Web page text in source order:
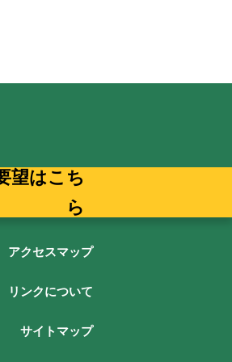
望はこち
ら
アクセスマップ
リンクについて
サイトマップ